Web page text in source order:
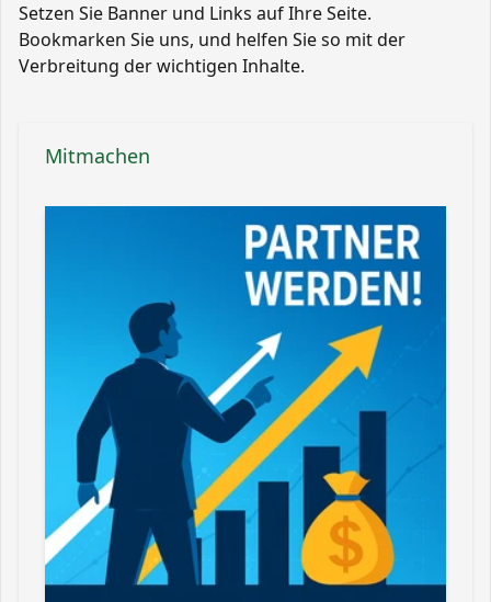
Setzen Sie Banner und Links auf Ihre Seite.
Bookmarken Sie uns, und helfen Sie so mit der
Verbreitung der wichtigen Inhalte.
Mitmachen